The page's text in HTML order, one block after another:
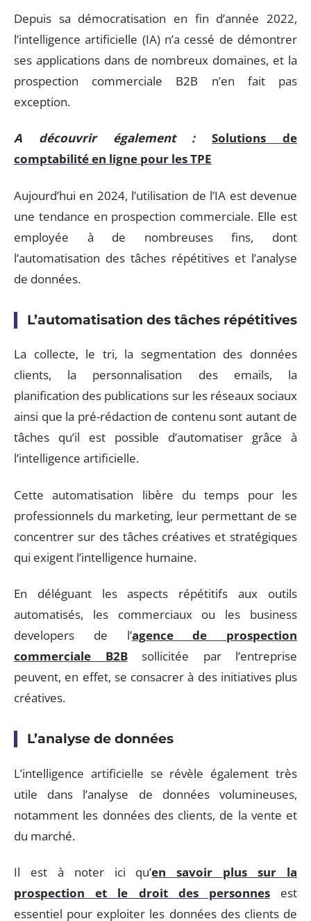
Depuis sa démocratisation en fin d’année 2022,
l’intelligence artificielle (IA) n’a cessé de démontrer
ses applications dans de nombreux domaines, et la
prospection commerciale B2B n’en fait pas
exception.
A découvrir également :
Solutions de
comptabilité en ligne pour les TPE
Aujourd’hui en 2024, l’utilisation de l’IA est devenue
une tendance en prospection commerciale. Elle est
employée à de nombreuses fins, dont
l’automatisation des tâches répétitives et l’analyse
de données.
L’automatisation des tâches répétitives
La collecte, le tri, la segmentation des données
clients, la personnalisation des emails, la
planification des publications sur les réseaux sociaux
ainsi que la pré-rédaction de contenu sont autant de
tâches qu’il est possible d’automatiser grâce à
l’intelligence artificielle.
Cette automatisation libère du temps pour les
professionnels du marketing, leur permettant de se
concentrer sur des tâches créatives et stratégiques
qui exigent l’intelligence humaine.
En déléguant les aspects répétitifs aux outils
automatisés, les commerciaux ou les business
developers de l’agence de prospection
commerciale B2Bsollicitée par l’entreprise
peuvent, en effet, se consacrer à des initiatives plus
créatives.
L’analyse de données
L’intelligence artificielle se révèle également très
utile dans l’analyse de données volumineuses,
notamment les données des clients, de la vente et
du marché.
Il est à noter ici qu’en savoir plus sur la
prospection et le droit des personnesest
essentiel pour exploiter les données des clients de